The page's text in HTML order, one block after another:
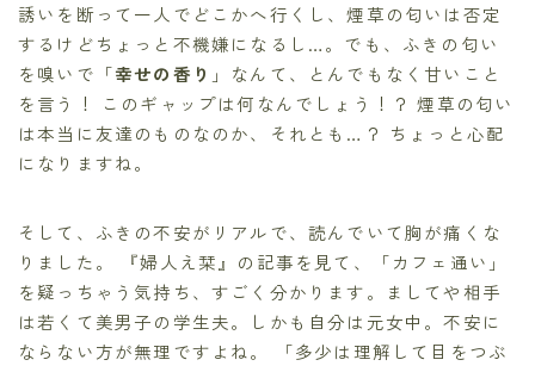
誘いを断って一人でどこかへ行くし、煙草の匂いは否定
するけどちょっと不機嫌になるし…。でも、ふきの匂い
を嗅いで「幸せの香り 」なんて、とんでもなく甘いこと
を言う！ このギャップは何なんでしょう！？ 煙草の匂い
は本当に友達のものなのか、それとも…？ ちょっと心配
になりますね。
そして、ふきの不安がリアルで、読んでいて胸が痛くな
りました。 『婦人え栞』の記事を見て、「カフェ通い」
を疑っちゃう気持ち、すごく分かります。ましてや相手
は若くて美男子の学生夫。しかも自分は元女中。不安に
ならない方が無理ですよね。 「多少は理解して目をつぶ